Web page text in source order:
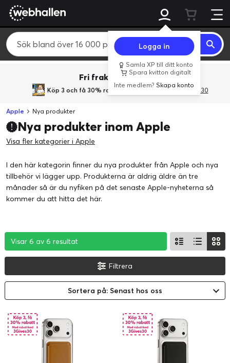
Logga in
Samla XP till ditt konto
Spara kvitton digitalt
Inte medlem?Skapa konto
Fri frakt över 800 kr.
Köp 3 och få 30% rabatt med rabattkoden 3Gives30
Apple Nya produkter
Nya produkter inom Apple
Visa fler kategorier i Apple
I den här kategorin finner du nya produkter från Apple och nya
tillbehör vi lägger upp. Produkterna är aldrig äldre än tre
månader så är du nyfiken på det senaste Apple-nyheterna så
kommer du att hitta det här.
Visar 6 av 6 resultat
Visar 6 av 6 resultat
Visar 6 av 6 resultat
Filtrera
Sortera på: Senast hos oss